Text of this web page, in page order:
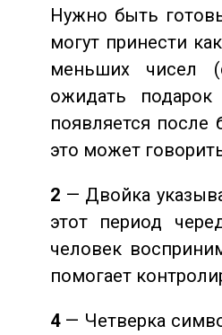
Нужно быть
могут принести
меньших чисел
ожидать
появляется после
это может
2 — Двойка
этот период
человек
помогает
4— Четверка